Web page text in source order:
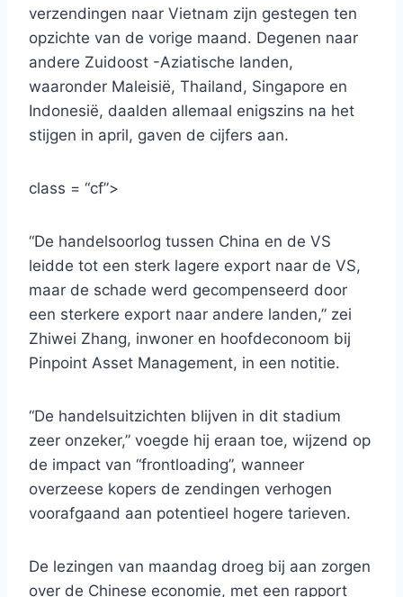
verzendingen naar Vietnam zijn gestegen ten
opzichte van de vorige maand. Degenen naar
andere Zuidoost -Aziatische landen,
waaronder Maleisië, Thailand, Singapore en
Indonesië, daalden allemaal enigszins na het
stijgen in april, gaven de cijfers aan.
class = “cf”>
“De handelsoorlog tussen China en de VS
leidde tot een sterk lagere export naar de VS,
maar de schade werd gecompenseerd door
een sterkere export naar andere landen,” zei
Zhiwei Zhang, inwoner en hoofdeconoom bij
Pinpoint Asset Management, in een notitie.
“De handelsuitzichten blijven in dit stadium
zeer onzeker,” voegde hij eraan toe, wijzend op
de impact van “frontloading”, wanneer
overzeese kopers de zendingen verhogen
voorafgaand aan potentieel hogere tarieven.
De lezingen van maandag droeg bij aan zorgen
over de Chinese economie, met een rapport